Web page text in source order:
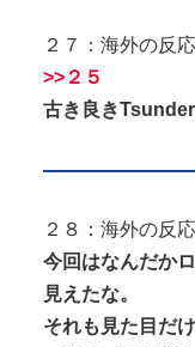
２７：海外の反応
>>２５
古き良き
２８：海外の反応
今回はなんだか
見えたな。
それも見た目だ